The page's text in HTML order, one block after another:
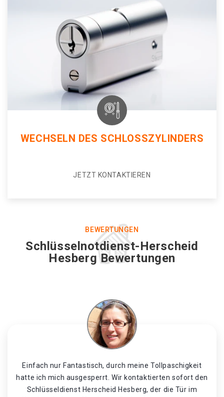
WECHSELN DES SCHLOSSZYLINDERS
JETZT KONTAKTIEREN
BEWERTUNGEN
Schlüsselnotdienst-Herscheid
Hesberg Bewertungen
Einfach nur Fantastisch, durch meine Tollpaschigkeit
hatte ich mich ausgesperrt. Wir kontaktierten sofort den
Schlüsseldienst Herscheid Hesberg, der die Tür im